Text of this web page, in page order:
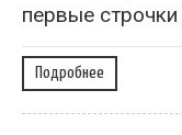
первые
Подробнее